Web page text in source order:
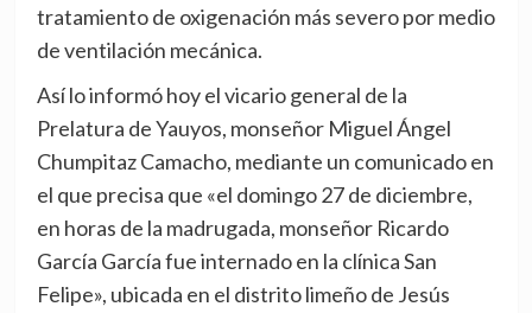
tratamiento de oxigenación más severo por medio
de ventilación mecánica.
Así lo informó hoy el vicario general de la
Prelatura de Yauyos, monseñor Miguel Ángel
Chumpitaz Camacho, mediante un comunicado en
el que precisa que «el domingo 27 de diciembre,
en horas de la madrugada, monseñor Ricardo
García García fue internado en la clínica San
Felipe», ubicada en el distrito limeño de Jesús